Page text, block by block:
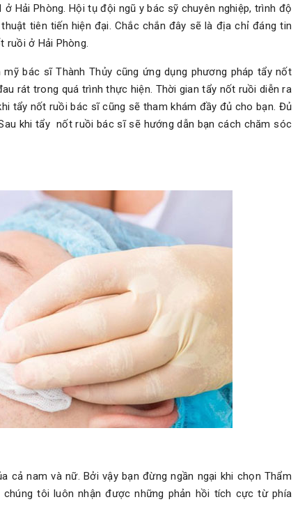
Hải Phòng. Hội tụ đội ngũ y bác sỹ chuyên nghiệp, trình độ
tiên tiến hiện đại. Chắc chắn đây sẽ là địa chỉ đáng tin
ruồi ở Hải Phòng.
bác sĩ Thành Thủy cũng ứng dụng phương pháp tẩy nốt
rát trong quá trình thực hiện. Thời gian tẩy nốt ruồi diễn ra
tẩy nốt ruồi bác sĩ cũng sẽ tham khám đầy đủ cho bạn. Đủ
khi tẩy nốt ruồi bác sĩ sẽ hướng dẫn bạn cách chăm sóc
cả nam và nữ. Bởi vậy bạn đừng ngần ngại khi chọn Thẩm
tôi luôn nhận được những phản hồi tích cực từ phía